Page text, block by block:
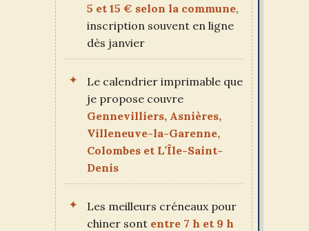
5 et 15 € selon la commune,
inscription souvent en ligne
dès janvier
Le calendrier imprimable que
je propose couvre
Gennevilliers, Asnières,
Villeneuve-la-Garenne,
Colombes et L’Île-Saint-
Denis
Les meilleurs créneaux pour
chiner sont entre 7 h et 9 h